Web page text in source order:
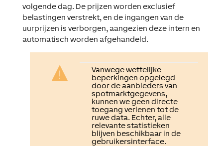
volgende dag. De prijzen worden exclusief
belastingen verstrekt, en de ingangen van de
uurprijzen is verborgen, aangezien deze intern en
automatisch worden afgehandeld.
Vanwege wettelijke
beperkingen opgelegd
door de aanbieders van
spotmarktgegevens,
kunnen we geen directe
toegang verlenen tot de
ruwe data. Echter, alle
relevante statistieken
blijven beschikbaar in de
gebruikersinterface.